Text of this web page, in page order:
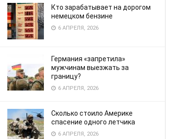
Кто зарабатывает на дорогом
немецком бензине
6 АПРЕЛЯ, 2026
Германия «запретила»
мужчинам выезжать за
границу?
6 АПРЕЛЯ, 2026
Сколько стоило Америке
спасение одного летчика
6 АПРЕЛЯ, 2026